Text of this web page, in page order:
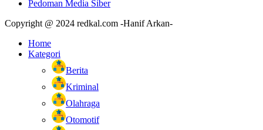
Pedoman Media Siber
Copyright @ 2024 redkal.com -Hanif Arkan-
Home
Kategori
Berita
Kriminal
Olahraga
Otomotif